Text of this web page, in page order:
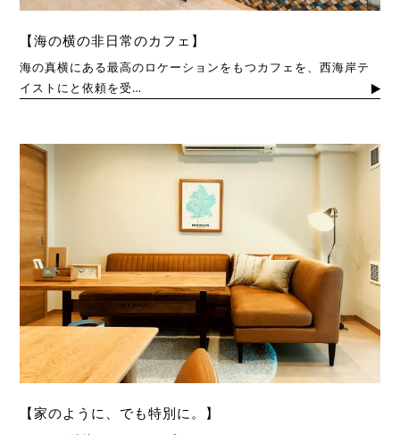
【海の横の非日常のカフェ】
海の真横にある最高のロケーションをもつカフェを、西海岸テ
イストにと依頼を受…
【家のように、でも特別に。】